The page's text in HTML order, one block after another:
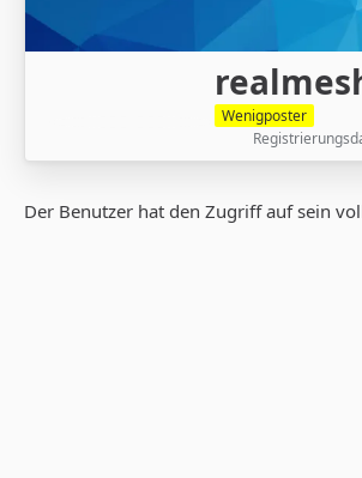
Wenigposter
Der Benutzer hat den Zugriff auf sein